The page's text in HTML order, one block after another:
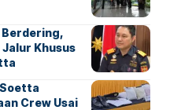
Berdering,
Khusus
Crew Usai